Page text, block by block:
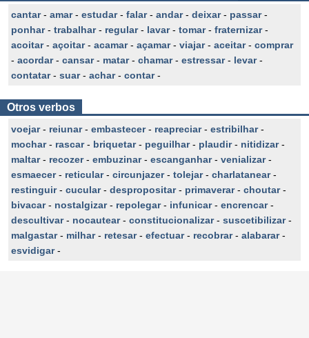
cantar- amar- estudar- falar- andar- deixar- passar-
ponhar- trabalhar- regular- lavar- tomar- fraternizar-
acoitar- açoitar- acamar- açamar- viajar- aceitar- comprar
- acordar- cansar- matar- chamar- estressar- levar-
contatar- suar- achar- contar-
Otros verbos
voejar- reiunar- embastecer- reapreciar- estribilhar-
mochar- rascar- briquetar- peguilhar- plaudir- nitidizar-
maltar- recozer- embuzinar- escanganhar- venializar-
esmaecer- reticular- circunjazer- tolejar- charlatanear-
restinguir- cucular- despropositar- primaverar- choutar-
bivacar- nostalgizar- repolegar- infunicar- encrencar-
descultivar- nocautear- constitucionalizar- suscetibilizar-
malgastar- milhar- retesar- efectuar- recobrar- alabarar-
esvidigar-